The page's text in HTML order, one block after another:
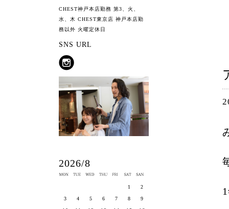
CHEST神戸本店勤務 第3、火、
水、木 CHEST東京店 神戸本店勤
務以外 火曜定休日
SNS URL
2026/8
1 2
3 4 5 6 7 8 9